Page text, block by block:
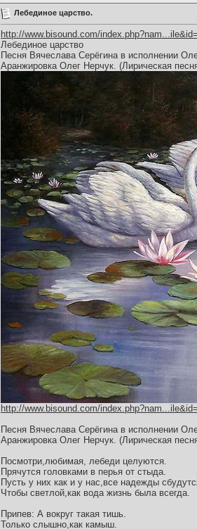
Лебединое царство.
http://www.bisound.com/
Лебединое царство
Песня Вячеслава Серёгина в исполнении
Аранжировка Олег Нерчук. (Лирическая
http://www.bisound.com/
Песня Вячеслава Серёгина в исполнении
Аранжировка Олег Нерчук. (Лирическая
Посмотри,любимая, лебеди целуются.
Прячутся головками в перья от стыда.
Пусть у них как и у нас,все надежды
Чтобы светлой,как вода жизнь была всегда.
Припев: А вокруг такая тишь.
Только слышно,как камыш.